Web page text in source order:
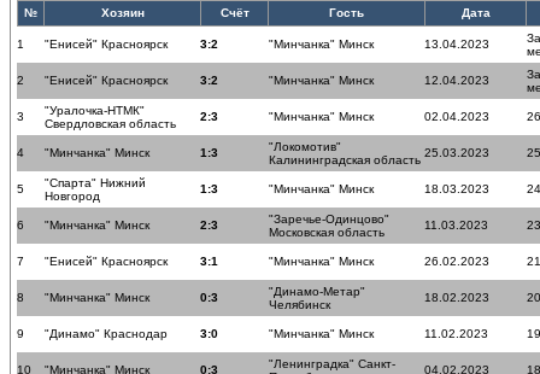
№ Хозяин Счёт Гость Дата
1 "Енисей" Красноярск 3:2 "Минчанка" Минск 13.04.2023
2 "Енисей" Красноярск 3:2 "Минчанка" Минск 12.04.2023
3
"Уралочка-НТМК"
Свердловская область
2:3 "Минчанка" Минск 02.04.2023
4 "Минчанка" Минск 1:3
"Локомотив"
Калининградская область
25.03.2023
5
"Спарта" Нижний
Новгород
1:3 "Минчанка" Минск 18.03.2023
6 "Минчанка" Минск 2:3
"Заречье-Одинцово"
Московская область
11.03.2023
7 "Енисей" Красноярск 3:1 "Минчанка" Минск 26.02.2023
8 "Минчанка" Минск 0:3
"Динамо-Метар"
Челябинск
18.02.2023
9 "Динамо" Краснодар 3:0 "Минчанка" Минск 11.02.2023
10 "Минчанка" Минск 0:3
"Ленинградка" Санкт-
04.02.2023